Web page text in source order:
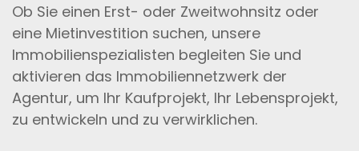
Ob Sie einen Erst- oder Zweitwohnsitz oder
eine Mietinvestition suchen, unsere
Immobilienspezialisten begleiten Sie und
aktivieren das Immobiliennetzwerk der
Agentur, um Ihr Kaufprojekt, Ihr Lebensprojekt,
zu entwickeln und zu verwirklichen.